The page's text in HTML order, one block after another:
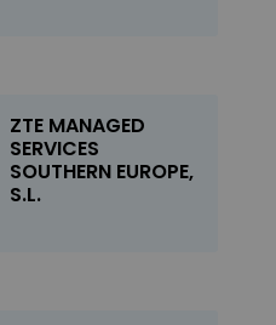
ZTE MANAGED
SERVICES
SOUTHERN EUROPE,
S.L.